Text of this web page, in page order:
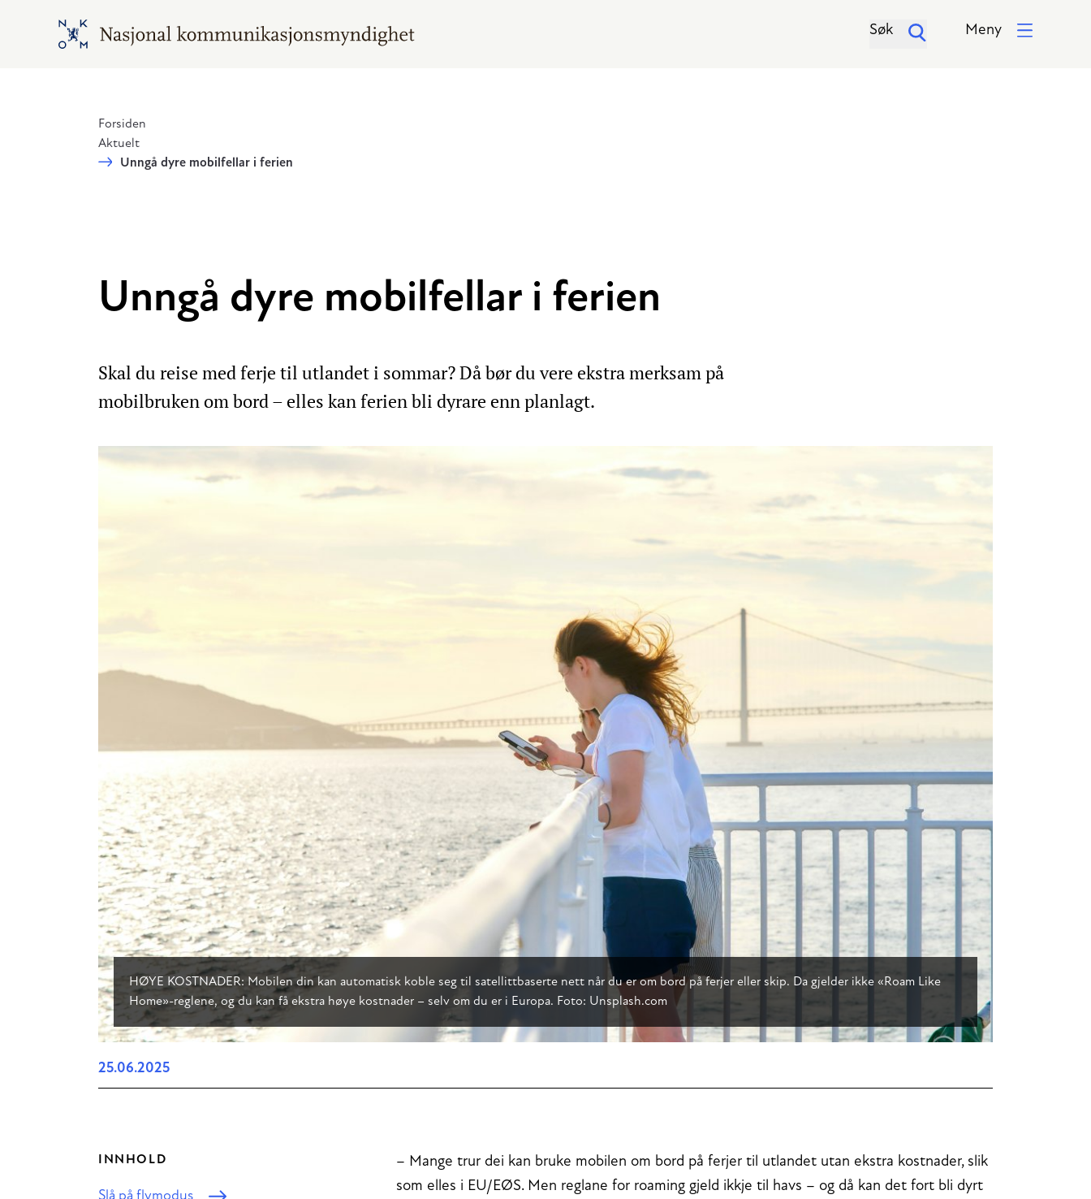
Hopp til hovedinnhold
Gå til hovedsiden Søk Meny
Forsiden
Aktuelt
Unngå dyre mobilfellar i ferien
Unngå dyre mobilfellar i ferien
Skal du reise med ferje til utlandet i sommar? Då bør du vere ekstra merksam på
mobilbruken om bord – elles kan ferien bli dyrare enn planlagt.
HØYE KOSTNADER: Mobilen din kan automatisk koble seg til satellittbaserte nett når du er om bord på ferjer eller skip. Da gjelder ikke «Roam Like
Home»-reglene, og du kan få ekstra høye kostnader – selv om du er i Europa. Foto: Unsplash.com
25.06.2025
INNHOLD
Slå på flymodus
– Mange trur dei kan bruke mobilen om bord på ferjer til utlandet utan ekstra kostnader, slik
som elles i EU/EØS. Men reglane for roaming gjeld ikkje til havs – og då kan det fort bli dyrt